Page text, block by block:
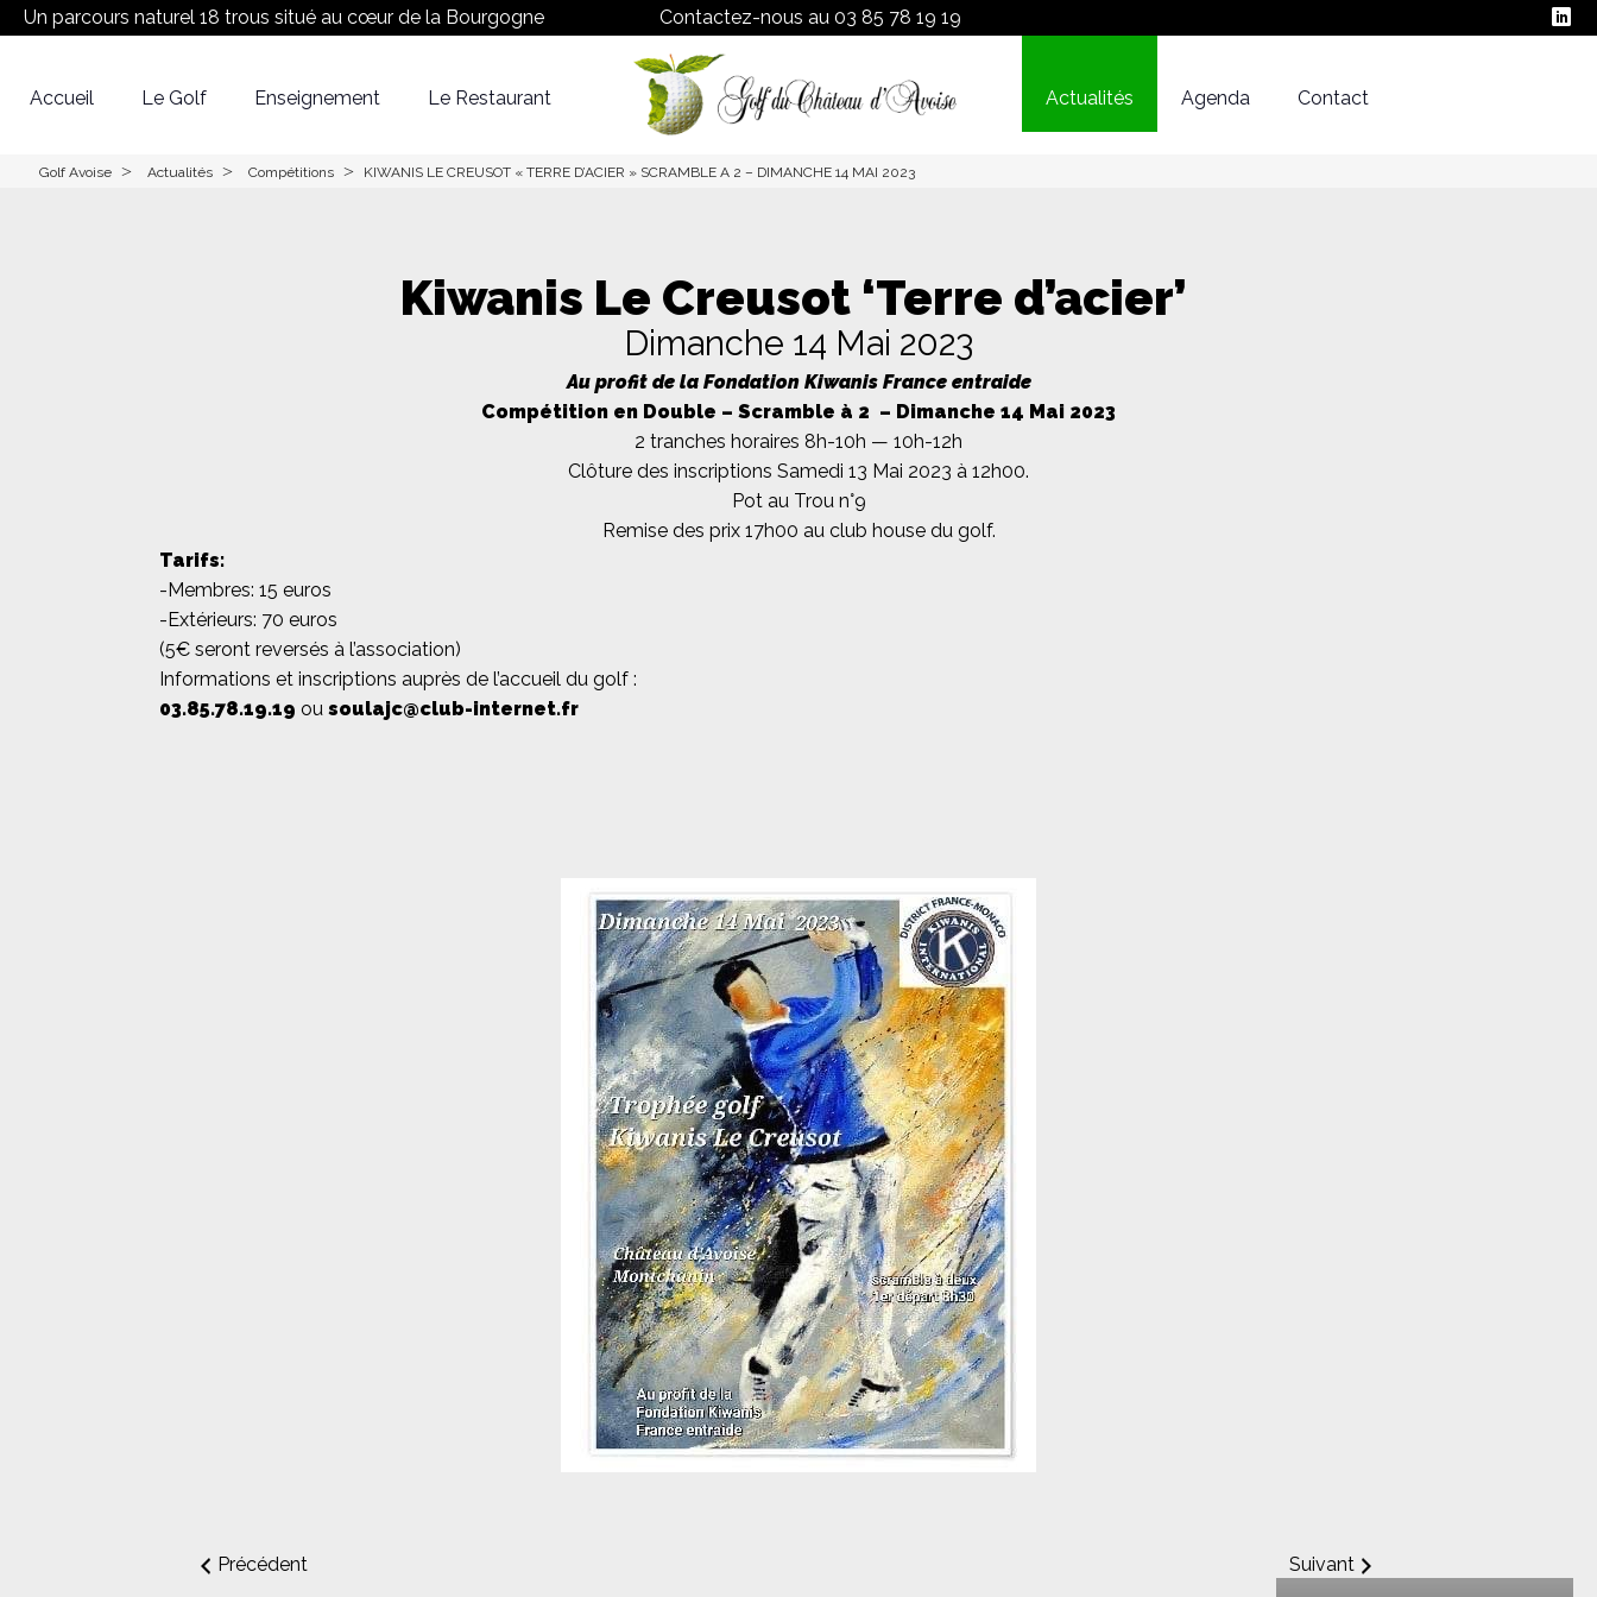
Un parcours naturel 18 trous situé au cœur de la Bourgogne Contactez-nous au 03 85 78 19 19
Accueil
Le Golf
Tarifs
Enseignement Le Restaurant Actualités Agenda Contact
Golf Avoise > Actualités > Compétitions > KIWANIS LE CREUSOT « TERRE D’ACIER » SCRAMBLE A 2 – DIMANCHE 14 MAI 2023
Kiwanis Le Creusot ‘Terre d’acier’
Dimanche 14 Mai 2023
Au profit de la Fondation Kiwanis France entraide
Compétition en Double – Scramble à 2 – Dimanche 14 Mai 2023
2 tranches horaires 8h-10h — 10h-12h
Clôture des inscriptions Samedi 13 Mai 2023 à 12h00.
Pot au Trou n°9
Remise des prix 17h00 au club house du golf.
Tarifs:
-Membres: 15 euros
-Extérieurs: 70 euros
(5€ seront reversés à l’association)
Informations et inscriptions auprès de l’accueil du golf :
03.85.78.19.19ou soulajc@club-internet.fr
Précédent Suivant